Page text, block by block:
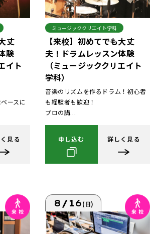
丈
験
イト
ースに
見る
ミュージッククリエイト学科
【来校】初めてでも大丈
夫！ドラムレッスン体験
（ミュージッククリエイト
学科）
音楽のリズムを作るドラム！初心者
も経験者も歓迎！
プロの講...
申し込む 詳しく見る
8/16(日)